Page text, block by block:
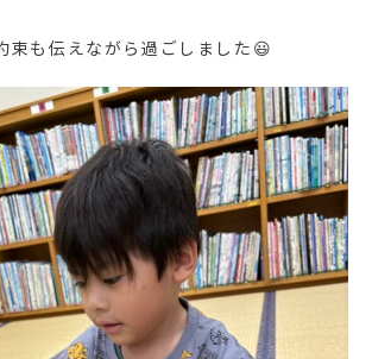
束も伝えながら過ごしました😃